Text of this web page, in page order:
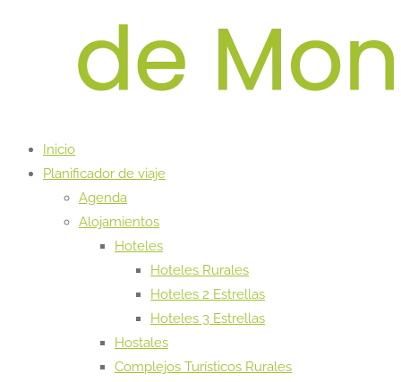
Inicio
Planificador de viaje
Agenda
Alojamientos
Hoteles
Hoteles Rurales
Hoteles 2 Estrellas
Hoteles 3 Estrellas
Hostales
Complejos Turísticos Rurales